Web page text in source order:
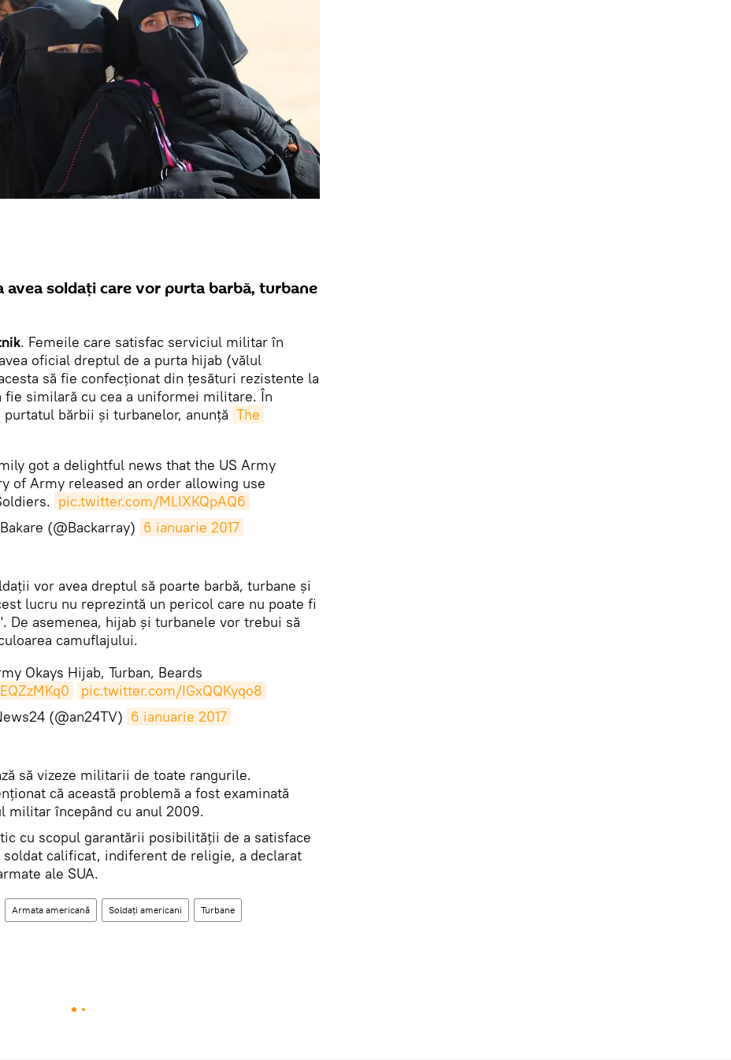
avea soldați care vor purta barbă, turbane
. Femeile care satisfac serviciul militar în
oficial dreptul de a purta hijab (vălul
să fie confecționat din țesături rezistente la
fie similară cu cea a uniformei militare. În
bărbii și turbanelor, anunță The
got a delightful news that the US Army
of Army released an order allowing use
pic.twitter.com/MLlXKQpAQ6
(@Backarray) 6 ianuarie 2017
vor avea dreptul să poarte barbă, turbane și
lucru nu reprezintă un pericol care nu poate fi
De asemenea, hijab și turbanele vor trebui să
camuflajului.
Okays Hijab, Turban, Beards
pic.twitter.com/IGxQQKyqo8
(@an24TV) 6 ianuarie 2017
să vizeze militarii de toate rangurile.
că această problemă a fost examinată
militar începând cu anul 2009.
cu scopul garantării posibilității de a satisface
calificat, indiferent de religie, a declarat
ale SUA.
Armata americană Soldați americani Turbane